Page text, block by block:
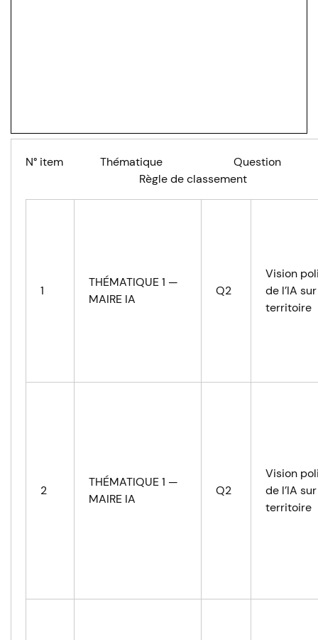
N° item Thématique
Règle de classement
1
THÉMATIQUE 1 —
MAIRE IA
Q2
Vision
de l’IA
territoire
2
THÉMATIQUE 1 —
MAIRE IA
Q2
Vision
de l’IA
territoire